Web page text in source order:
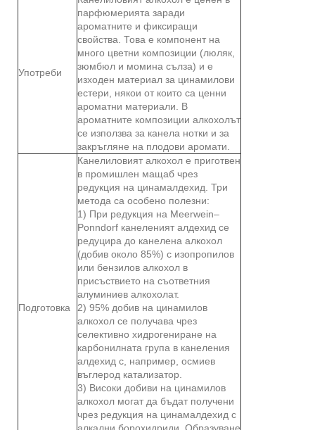
Употреби
парфюмерията заради
ароматните и фиксиращи
свойства. Това е компонент на
много цветни композиции (люляк,
зюмбюл и момина сълза) и е
изходен материал за цинамилови
естери, някои от които са ценни
ароматни материали. В
ароматните композиции алкохолът
се използва за канела нотки и за
закръгляне на плодови аромати.
Подготовка
Канелиловият алкохол е приготвен
в промишлен мащаб чрез
редукция на цинамалдехид. Три
метода са особено полезни:
1) При редукция на Meerwein–
Ponndorf канеленият алдехид се
редуцира до канелена алкохол
(добив около 85%) с изопропилов
или бензилов алкохол в
присъствието на съответния
алуминиев алкохолат.
2) 95% добив на цинамилов
алкохол се получава чрез
селективно хидрогениране на
карбонилната група в канеления
алдехид с, например, осмиев
въглерод катализатор.
3) Високи добиви на цинамилов
алкохол могат да бъдат получени
чрез редукция на цинамалдехид с
алкални борохидриди. Образуване